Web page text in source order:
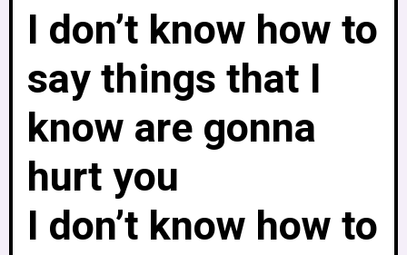
I don’t know how to
say things that I
know are gonna
hurt you
I don’t know how to